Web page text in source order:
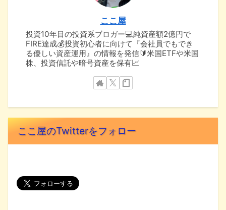
ここ屋
投資10年目の投資系ブロガー💻純資産額2億円で
FIRE達成💰投資初心者に向けて『会社員でもでき
る優しい資産運用』の情報を発信🔰米国ETFや米国
株、投資信託や暗号資産を保有📈
ここ屋のTwitterをフォロー